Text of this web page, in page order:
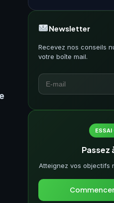
Écoutez votre
Naviguez vers une
La génération
Rapports détaillés à
Un générateur
Newsletter
Recevez nos conseils
votre boîte mail.
ESSAI
Passez
Atteignez vos objectifs